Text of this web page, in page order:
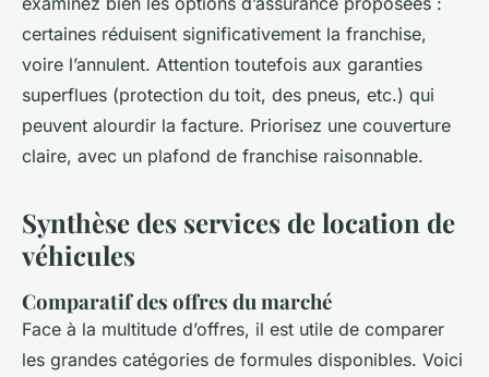
certaines réduisent significativement la franchise,
voire l’annulent. Attention toutefois aux garanties
superflues (protection du toit, des pneus, etc.) qui
peuvent alourdir la facture. Priorisez une couverture
claire, avec un plafond de franchise raisonnable.
Synthèse des services de location de
véhicules
Comparatif des offres du marché
Face à la multitude d’offres, il est utile de comparer
les grandes catégories de formules disponibles. Voici